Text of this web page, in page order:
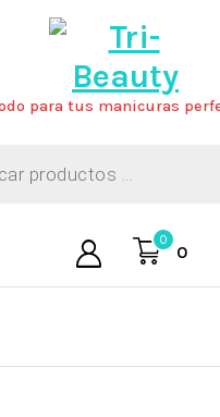
para tus manicuras
0
0